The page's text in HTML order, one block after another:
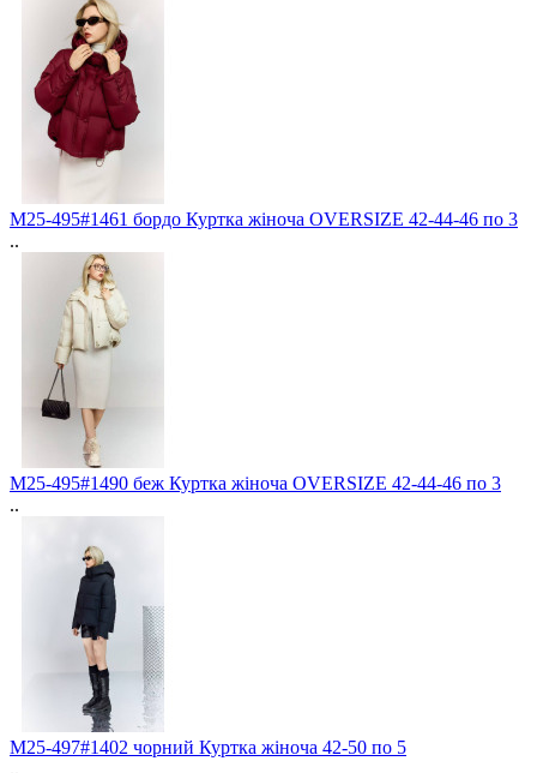
M25-495#1461 бордо Куртка жіноча OVERSIZE 42-44-46 по 3
..
M25-495#1490 беж Куртка жіноча OVERSIZE 42-44-46 по 3
..
M25-497#1402 чорний Куртка жіноча 42-50 по 5
..